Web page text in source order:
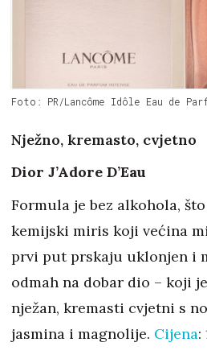
Foto: PR/Lancôme Idôle Eau de
Nježno, kremasto, cvjetno
Dior J’Adore D’Eau
Formula je bez alkohola,
kemijski miris koji većina
prvi put prskaju uklonjen i
odmah na dobar dio – koji
nježan, kremasti cvjetni s
jasmina i magnolije. Cijena: